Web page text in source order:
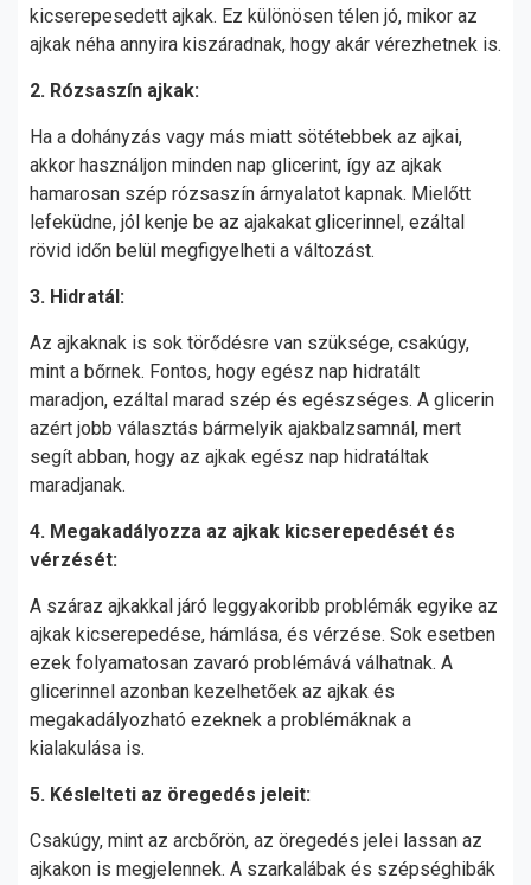
kicserepesedett ajkak. Ez különösen télen jó, mikor az
ajkak néha annyira kiszáradnak, hogy akár vérezhetnek is.
2. Rózsaszín ajkak:
Ha a dohányzás vagy más miatt sötétebbek az ajkai,
akkor használjon minden nap glicerint, így az ajkak
hamarosan szép rózsaszín árnyalatot kapnak. Mielőtt
lefeküdne, jól kenje be az ajakakat glicerinnel, ezáltal
rövid időn belül megfigyelheti a változást.
3. Hidratál:
Az ajkaknak is sok törődésre van szüksége, csakúgy,
mint a bőrnek. Fontos, hogy egész nap hidratált
maradjon, ezáltal marad szép és egészséges. A glicerin
azért jobb választás bármelyik ajakbalzsamnál, mert
segít abban, hogy az ajkak egész nap hidratáltak
maradjanak.
4. Megakadályozza az ajkak kicserepedését és
vérzését:
A száraz ajkakkal járó leggyakoribb problémák egyike az
ajkak kicserepedése, hámlása, és vérzése. Sok esetben
ezek folyamatosan zavaró problémává válhatnak. A
glicerinnel azonban kezelhetőek az ajkak és
megakadályozható ezeknek a problémáknak a
kialakulása is.
5. Késlelteti az öregedés jeleit:
Csakúgy, mint az arcbőrön, az öregedés jelei lassan az
ajkakon is megjelennek. A szarkalábak és szépséghibák